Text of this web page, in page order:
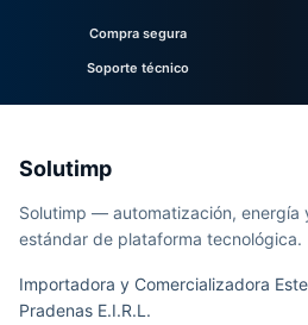
Compra segura
Soporte técnico
Solutimp
Solutimp — automatización, energía
estándar de plataforma tecnológica.
Importadora y Comercializadora
Pradenas E.I.R.L.